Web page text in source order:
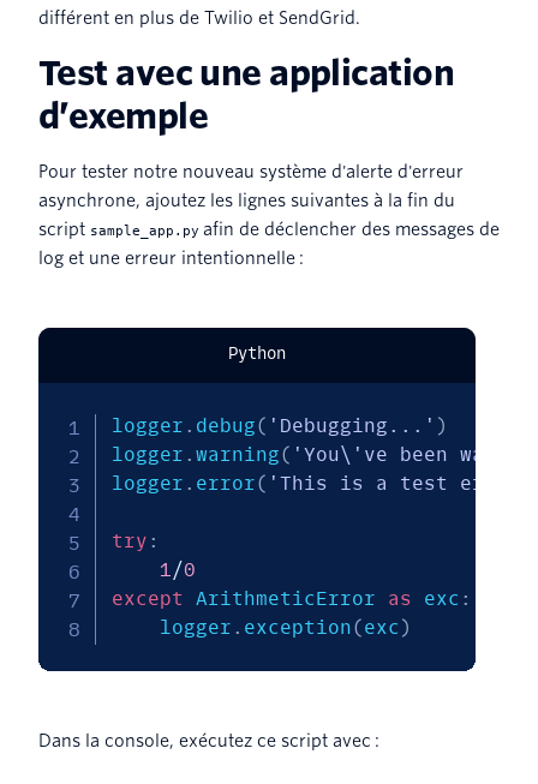
différent en plus de Twilio et SendGrid.
Test avec une application
d’exemple
Pour tester notre nouveau système d'alerte d'erreur
asynchrone, ajoutez les lignes suivantes à la fin du
script sample_app.py afin de déclencher des messages de
log et une erreur intentionnelle :
Python
logger . debug( 'Debugging...' )
logger . warning( 'You\'ve been
logger . error( 'This is a test error'
try :
1 /0
except ArithmeticError as exc :
    logger
. exception(exc )
Dans la console, exécutez ce script avec :